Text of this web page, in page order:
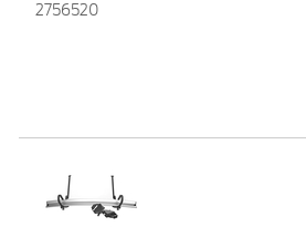
2756520